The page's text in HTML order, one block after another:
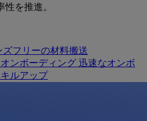
を推進。
ズフリーの材料搬送
ンボーディング 迅速なオンボ
ルアップ